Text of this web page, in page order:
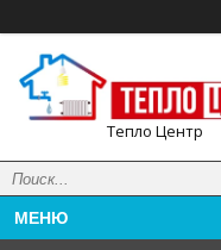
Тепло Центр